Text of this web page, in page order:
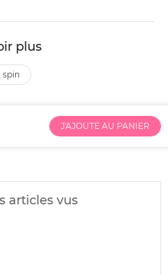
plus
spin
J'AJOUTE AU PANIER
articles vus